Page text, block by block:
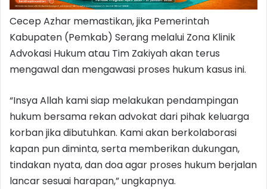
Cecep Azhar memastikan, jika Pemerintah
Kabupaten (Pemkab) Serang melalui Zona Klinik
Advokasi Hukum atau Tim Zakiyah akan terus
mengawal dan mengawasi proses hukum kasus ini.
“Insya Allah kami siap melakukan pendampingan
hukum bersama rekan advokat dari pihak keluarga
korban jika dibutuhkan. Kami akan berkolaborasi
kapan pun diminta, serta memberikan dukungan,
tindakan nyata, dan doa agar proses hukum berjalan
lancar sesuai harapan,” ungkapnya.